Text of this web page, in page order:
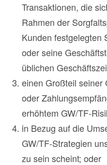
Transaktionen, die
Rahmen der
Kunden festgelegten
oder seine
üblichen
einen Großteil seiner
oder
erhöhtem GW/TF-
in Bezug auf die
GW/TF-Strategien
zu sein scheint; oder